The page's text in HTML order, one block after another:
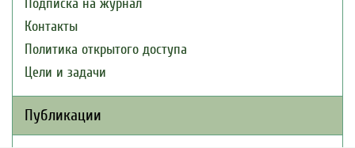
Подписка на журнал
Контакты
Политика открытого доступа
Цели и задачи
Публикации